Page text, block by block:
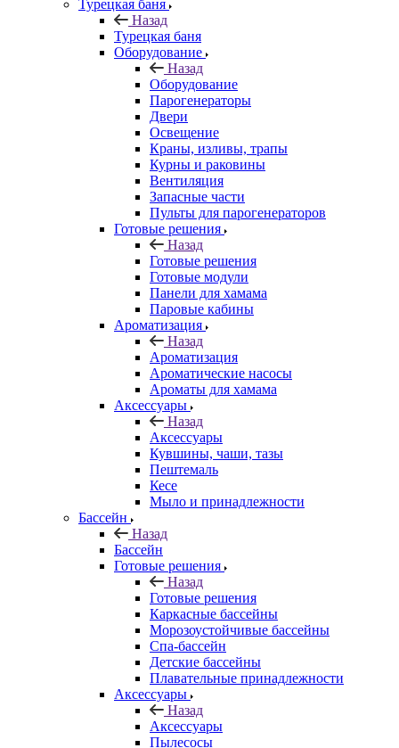
Турецкая баня
Назад
Турецкая баня
Оборудование
Назад
Оборудование
Парогенераторы
Двери
Освещение
Краны, изливы, трапы
Курны и раковины
Вентиляция
Запасные части
Пульты для парогенераторов
Готовые решения
Назад
Готовые решения
Готовые модули
Панели для хамама
Паровые кабины
Ароматизация
Назад
Ароматизация
Ароматические насосы
Ароматы для хамама
Аксессуары
Назад
Аксессуары
Кувшины, чаши, тазы
Пештемаль
Кесе
Мыло и принадлежности
Бассейн
Назад
Бассейн
Готовые решения
Назад
Готовые решения
Каркасные бассейны
Морозоустойчивые бассейны
Спа-бассейн
Детские бассейны
Плавательные принадлежности
Аксессуары
Назад
Аксессуары
Пылесосы